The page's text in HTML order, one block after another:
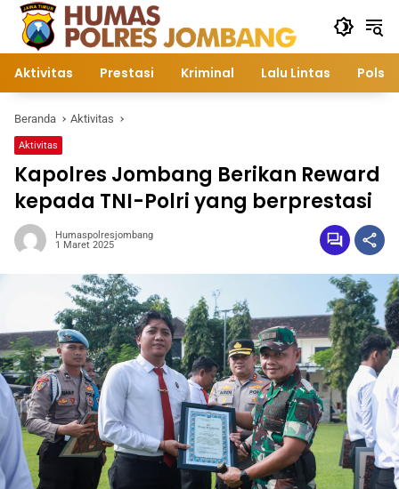
Langsung
konten
Aktivitas Prestasi Kriminal Lalu Lintas
Beranda Aktivitas
Aktivitas
Kapolres Jombang Berikan Reward
kepada TNI-Polri yang berprestasi
Humaspolresjombang
1 Maret 2025